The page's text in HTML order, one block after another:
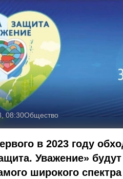
08:30Общество
в 2023 году
Уважение»
широкого